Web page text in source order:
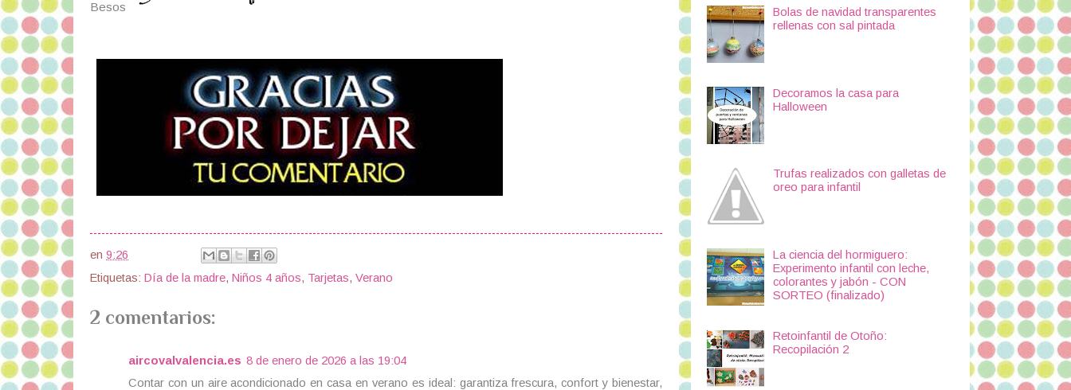
Besos
en 9:26
Etiquetas: Día de la madre, Niños 4 años, Tarjetas, Verano
2 comentarios:
aircovalvalencia.es 8 de enero de 2026 a las 19:04
Contar con un aire acondicionado en casa en verano es ideal: garantiza frescura, confort y bienestar,
Bolas de navidad transparentes
rellenas con sal pintada
Decoramos la casa para
Halloween
Trufas realizados con galletas de
oreo para infantil
La ciencia del hormiguero:
Experimento infantil con leche,
colorantes y jabón - CON
SORTEO (finalizado)
Retoinfantil de Otoño:
Recopilación 2